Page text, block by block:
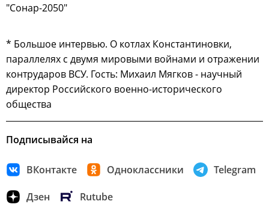
"Сонар-2050"
* Большое интервью. О котлах Константиновки,
параллелях с двумя мировыми войнами и отражении
контрударов ВСУ. Гость: Михаил Мягков - научный
директор Российского военно-исторического
общества
Подписывайся на
ВКонтакте Одноклассники Telegram
Дзен Rutube